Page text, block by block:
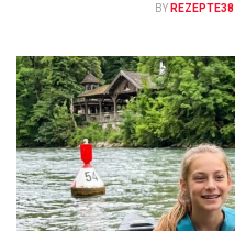
BY REZEPTE38